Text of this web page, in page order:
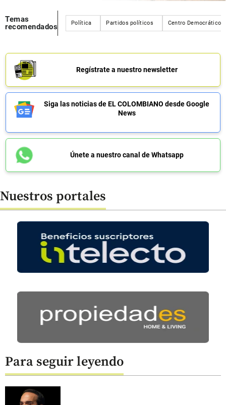
Temas
recomendados
Política Partidos políticos Centro Democrático
Regístrate a nuestro newsletter
Siga las noticias de EL COLOMBIANO desde Google
News
Únete a nuestro canal de Whatsapp
Nuestros portales
Para seguir leyendo